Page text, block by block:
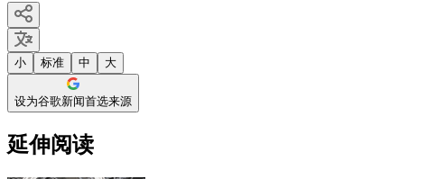
小 标准 中 大
设为谷歌新闻首选来源
延伸阅读